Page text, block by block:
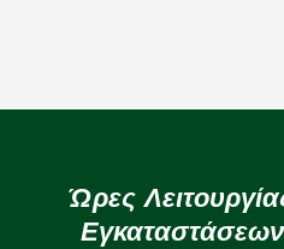
Ώρες
Εγκαταστάσεων